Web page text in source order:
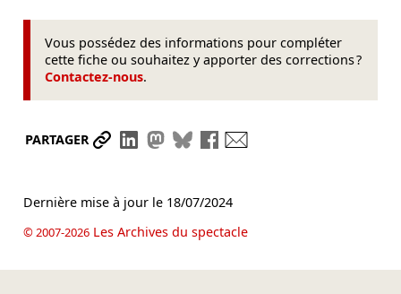
Vous possédez des informations pour compléter
cette fiche ou souhaitez y apporter des corrections ?
Contactez-nous.
PARTAGER Partager le lien
Partager sur LinkedIn
Partager sur Mastodon
Partager sur Bluesky
Partager sur Facebook
Dernière mise à jour le 18/07/2024
© 2007-2026Les Archives du spectacle